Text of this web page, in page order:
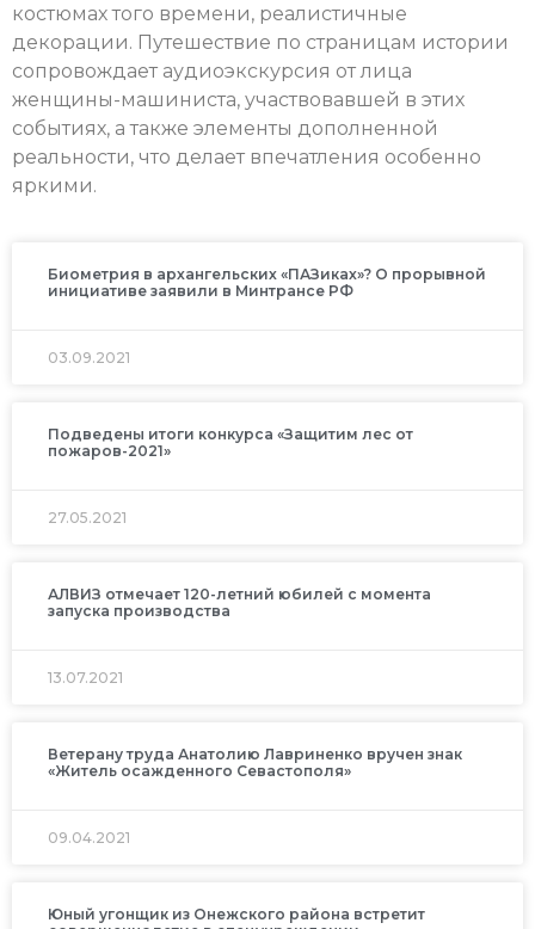
костюмах того времени, реалистичные
декорации. Путешествие по страницам истории
сопровождает аудиоэкскурсия от лица
женщины-машиниста, участвовавшей в этих
событиях, а также элементы дополненной
реальности, что делает впечатления особенно
яркими.
Биометрия в архангельских «ПАЗиках»? О прорывной
инициативе заявили в Минтрансе РФ
03.09.2021
Подведены итоги конкурса «Защитим лес от
пожаров-2021»
27.05.2021
АЛВИЗ отмечает 120-летний юбилей c момента
запуска производства
13.07.2021
Ветерану труда Анатолию Лавриненко вручен знак
«Житель осажденного Севастополя»
09.04.2021
Юный угонщик из Онежского района встретит